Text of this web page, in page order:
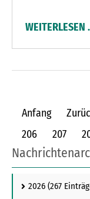
geschlossen
ausgebildete
Wachdienst
WEITERLESEN
Anfang
206
207
2026 (267